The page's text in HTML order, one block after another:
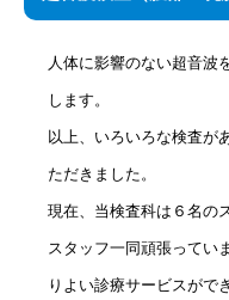
人体に影響のない超音波
します。
以上、いろいろな検査が
ただきました。
現在、当検査科は６名の
スタッフ一同頑張ってい
りよい診療サービスがで